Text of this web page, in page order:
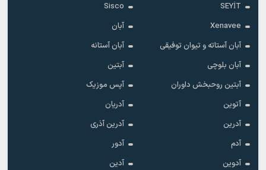
SEYİT
Sisco
Xenavee
آبان
آبان آستاته و تیوان توفیقی
آبان آستانه
آبان بلوچی
آبتین
آبتین روحبخش داوران
آپس موزیک
آتوین
آدریان
آدرین
آدرین آذری
آدم
آدور
آدوین
آدین